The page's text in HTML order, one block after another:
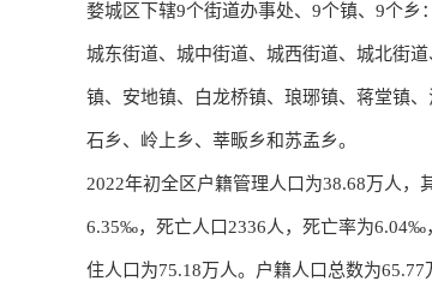
婺城区下辖9个街道办事处、9个镇、9个乡：
城东街道、​城中街道、​城西街道、​城北街
镇、​安地镇、​白龙桥镇、​琅琊镇、​蒋堂镇
石乡、​岭上乡、​莘畈乡和苏孟乡。
2022年初全区户籍管理人口为38.68万人，
6.35‰，死亡人口2336人，死亡率为6.04‰
住人口为75.18万人。户籍人口总数为65.77